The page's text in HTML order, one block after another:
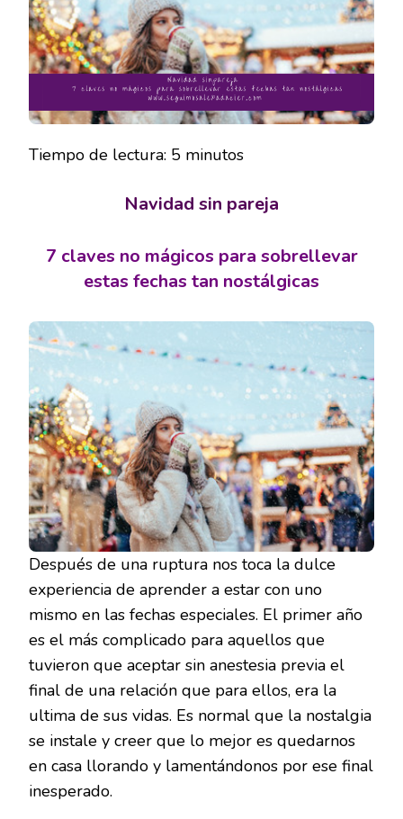
MÁGICOS
PARA
SOBRELLEVAR
ESTAS
FECHAS
TAN
Tiempo de lectura: 5 minutos
Navidad sin pareja
7 claves no mágicos para sobrellevar
estas fechas tan nostálgicas
Después de una ruptura nos toca la dulce
experiencia de aprender a estar con uno
mismo en las fechas especiales. El primer año
es el más complicado para aquellos que
tuvieron que aceptar sin anestesia previa el
final de una relación que para ellos, era la
ultima de sus vidas. Es normal que la nostalgia
se instale y creer que lo mejor es quedarnos
en casa llorando y lamentándonos por ese final
inesperado.